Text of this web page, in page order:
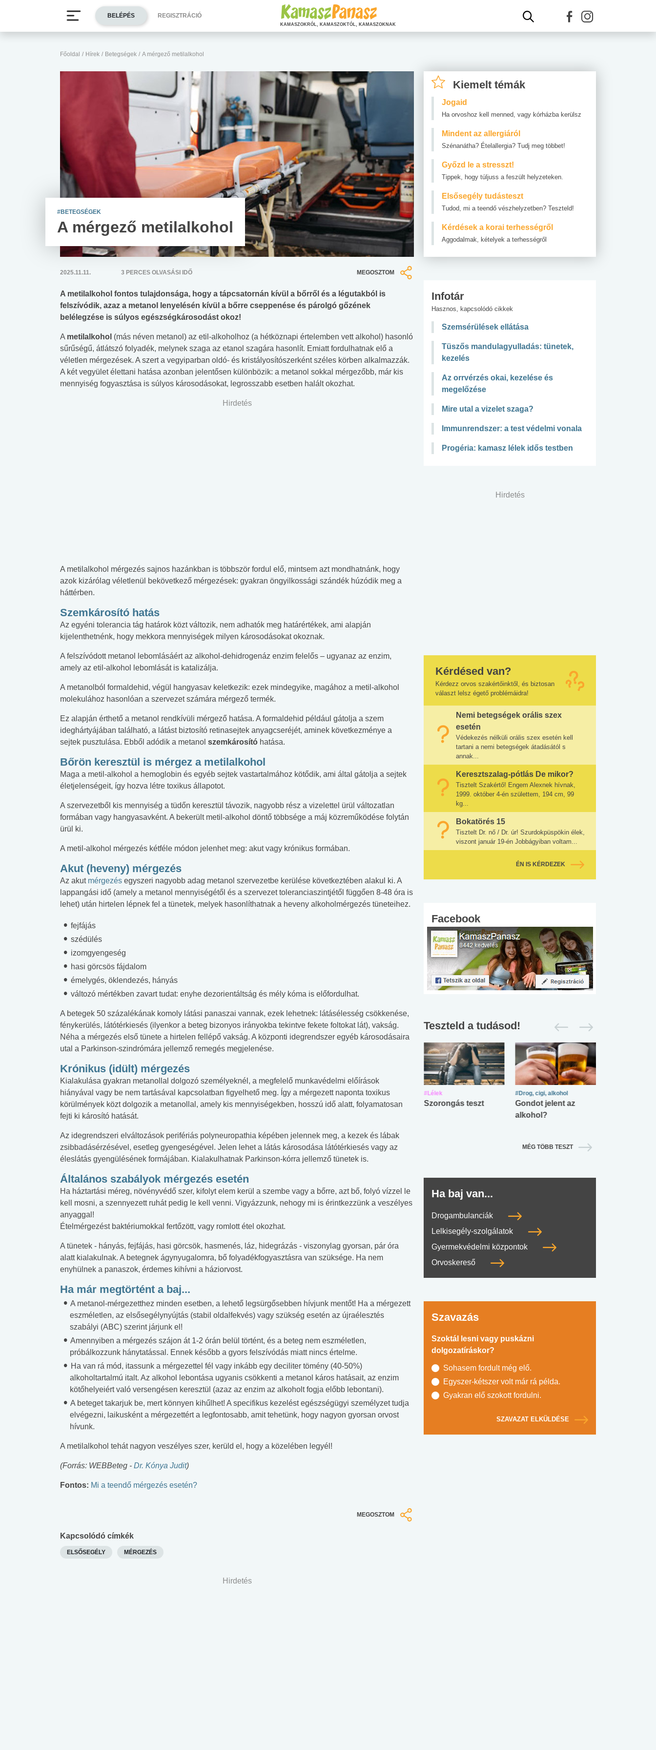
Főoldal / Hírek / Betegségek / A mérgező metilalkohol
#BETEGSÉGEK
A mérgező metilalkohol
2025.11.11. 3 PERCES OLVASÁSI IDŐ MEGOSZTOM
A metilalkohol fontos tulajdonsága, hogy a tápcsatornán kívül a bőrről és a légutakból is
felszívódik, azaz a metanol lenyelésén kívül a bőrre cseppenése és párolgó gőzének
belélegzése is súlyos egészségkárosodást okoz!
A metilalkohol (más néven metanol) az etil-alkoholhoz (a hétköznapi értelemben vett alkohol) hasonló
sűrűségű, átlátszó folyadék, melynek szaga az etanol szagára hasonlít. Emiatt fordulhatnak elő a
véletlen mérgezések. A szert a vegyiparban oldó- és kristályosítószerként széles körben alkalmazzák.
A két vegyület élettani hatása azonban jelentősen különbözik: a metanol sokkal mérgezőbb, már kis
mennyiség fogyasztása is súlyos károsodásokat, legrosszabb esetben halált okozhat.
Hirdetés
A metilalkohol mérgezés sajnos hazánkban is többször fordul elő, mintsem azt mondhatnánk, hogy
azok kizárólag véletlenül bekövetkező mérgezések: gyakran öngyilkossági szándék húzódik meg a
háttérben.
Szemkárosító hatás
Az egyéni tolerancia tág határok közt változik, nem adhatók meg határértékek, ami alapján
kijelenthetnénk, hogy mekkora mennyiségek milyen károsodásokat okoznak.
A felszívódott metanol lebomlásáért az alkohol-dehidrogenáz enzim felelős – ugyanaz az enzim,
amely az etil-alkohol lebomlását is katalizálja.
A metanolból formaldehid, végül hangyasav keletkezik: ezek mindegyike, magához a metil-alkohol
molekulához hasonlóan a szervezet számára mérgező termék.
Ez alapján érthető a metanol rendkívüli mérgező hatása. A formaldehid például gátolja a szem
ideghártyájában található, a látást biztosító retinasejtek anyagcseréjét, aminek következménye a
sejtek pusztulása. Ebből adódik a metanol szemkárosító hatása.
Bőrön keresztül is mérgez a metilalkohol
Maga a metil-alkohol a hemoglobin és egyéb sejtek vastartalmához kötődik, ami által gátolja a sejtek
életjelenségeit, így hozva létre toxikus állapotot.
A szervezetből kis mennyiség a tüdőn keresztül távozik, nagyobb rész a vizelettel ürül változatlan
formában vagy hangyasavként. A bekerült metil-alkohol döntő többsége a máj közreműködése folytán
ürül ki.
A metil-alkohol mérgezés kétféle módon jelenhet meg: akut vagy krónikus formában.
Akut (heveny) mérgezés
Az akut mérgezés egyszeri nagyobb adag metanol szervezetbe kerülése következtében alakul ki. A
lappangási idő (amely a metanol mennyiségétől és a szervezet toleranciaszintjétől függően 8-48 óra is
lehet) után hirtelen lépnek fel a tünetek, melyek hasonlíthatnak a heveny alkoholmérgezés tüneteihez.
fejfájás
szédülés
izomgyengeség
hasi görcsös fájdalom
émelygés, öklendezés, hányás
változó mértékben zavart tudat: enyhe dezorientáltság és mély kóma is előfordulhat.
A betegek 50 százalékának komoly látási panaszai vannak, ezek lehetnek: látásélesség csökkenése,
fénykerülés, látótérkiesés (ilyenkor a beteg bizonyos irányokba tekintve fekete foltokat lát), vakság.
Néha a mérgezés első tünete a hirtelen fellépő vakság. A központi idegrendszer egyéb károsodásaira
utal a Parkinson-szindrómára jellemző remegés megjelenése.
Krónikus (idült) mérgezés
Kialakulása gyakran metanollal dolgozó személyeknél, a megfelelő munkavédelmi előírások
hiányával vagy be nem tartásával kapcsolatban figyelhető meg. Így a mérgezett naponta toxikus
körülmények közt dolgozik a metanollal, amely kis mennyiségekben, hosszú idő alatt, folyamatosan
fejti ki károsító hatását.
Az idegrendszeri elváltozások perifériás polyneuropathia képében jelennek meg, a kezek és lábak
zsibbadásérzésével, esetleg gyengeségével. Jelen lehet a látás károsodása látótérkiesés vagy az
éleslátás gyengülésének formájában. Kialakulhatnak Parkinson-kórra jellemző tünetek is.
Általános szabályok mérgezés esetén
Ha háztartási méreg, növényvédő szer, kifolyt elem kerül a szembe vagy a bőrre, azt bő, folyó vízzel le
kell mosni, a szennyezett ruhát pedig le kell venni. Vigyázzunk, nehogy mi is érintkezzünk a veszélyes
anyaggal!
Ételmérgezést baktériumokkal fertőzött, vagy romlott étel okozhat.
A tünetek - hányás, fejfájás, hasi görcsök, hasmenés, láz, hidegrázás - viszonylag gyorsan, pár óra
alatt kialakulnak. A betegnek ágynyugalomra, bő folyadékfogyasztásra van szüksége. Ha nem
enyhülnek a panaszok, érdemes kihívni a háziorvost.
Ha már megtörtént a baj...
A metanol-mérgezetthez minden esetben, a lehető legsürgősebben hívjunk mentőt! Ha a mérgezett
eszméletlen, az elsősegélynyújtás (stabil oldalfekvés) vagy szükség esetén az újraélesztés
szabályi (ABC) szerint járjunk el!
Amennyiben a mérgezés szájon át 1-2 órán belül történt, és a beteg nem eszméletlen,
próbálkozzunk hánytatással. Ennek később a gyors felszívódás miatt nincs értelme.
Ha van rá mód, itassunk a mérgezettel fél vagy inkább egy deciliter tömény (40-50%)
alkoholtartalmú italt. Az alkohol lebontása ugyanis csökkenti a metanol káros hatásait, az enzim
kötőhelyeiért való versengésen keresztül (azaz az enzim az alkoholt fogja előbb lebontani).
A beteget takarjuk be, mert könnyen kihűlhet! A specifikus kezelést egészségügyi személyzet tudja
elvégezni, laikusként a mérgezettért a legfontosabb, amit tehetünk, hogy nagyon gyorsan orvost
hívunk.
A metilalkohol tehát nagyon veszélyes szer, kerüld el, hogy a közelében legyél!
(Forrás: WEBBeteg - Dr. Kónya Judit)
Fontos: Mi a teendő mérgezés esetén?
MEGOSZTOM
Kapcsolódó címkék
ELSŐSEGÉLY MÉRGEZÉS
Hirdetés
Kiemelt témák
Jogaid
Ha orvoshoz kell menned, vagy kórházba kerülsz
Mindent az allergiáról
Szénanátha? Ételallergia? Tudj meg többet!
Győzd le a stresszt!
Tippek, hogy túljuss a feszült helyzeteken.
Elsősegély tudásteszt
Tudod, mi a teendő vészhelyzetben? Teszteld!
Kérdések a korai terhességről
Aggodalmak, kételyek a terhességről
Infotár
Hasznos, kapcsolódó cikkek
Szemsérülések ellátása
Tüszős mandulagyulladás: tünetek,
kezelés
Az orrvérzés okai, kezelése és
megelőzése
Mire utal a vizelet szaga?
Immunrendszer: a test védelmi vonala
Progéria: kamasz lélek idős testben
Hirdetés
Kérdésed van?
Kérdezz orvos szakértőinktől, és biztosan
választ lelsz égető problémáidra!
Nemi betegségek orális szex
esetén
Védekezés nélküli orális szex esetén kell
tartani a nemi betegségek átadásától s
annak...
Keresztszalag-pótlás De mikor?
Tisztelt Szakértő! Engem Alexnek hívnak,
1999. október 4-én születtem, 194 cm, 99
kg...
Bokatörés 15
Tisztelt Dr. nő / Dr. úr! Szurdokpüspökin élek,
viszont január 19-én Jobbágyiban voltam...
ÉN IS KÉRDEZEK
Facebook
Teszteld a tudásod!
#Zöldövezet
Mekkora az ökológiai
lábnyomod?
#Betegségek
Elsősegély
#Suli, munka
Angol középfokú
#Suli, munka
Internet-függőség
#Lélek
Szorongás teszt
#Drog, cigi, alkohol
Gondot jelent az
alkohol?
MÉG TÖBB TESZT
Ha baj van...
Drogambulanciák
Lelkisegély-szolgálatok
Gyermekvédelmi központok
Orvoskereső
Szavazás
Szoktál lesni vagy puskázni
dolgozatíráskor?
Sohasem fordult még elő.
Egyszer-kétszer volt már rá példa.
Gyakran elő szokott fordulni.
SZAVAZAT ELKÜLDÉSE
BELÉPÉS REGISZTRÁCIÓ
KAMASZOKRÓL, KAMASZOKTÓL, KAMASZOKNAK